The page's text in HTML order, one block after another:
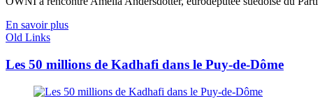
En savoir plus
Old Links
Les 50 millions de Kadhafi dans le Puy-de-Dôme